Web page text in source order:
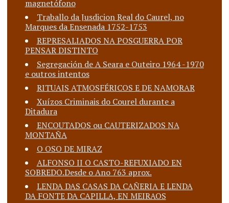
magnetófono
Traballo da Jusdicion Real do Caurel, no
Marques da Ensenada 1752-1753
REPRESALIADOS NA POSGUERRA POR
PENSAR DISTINTO
Segregación de A Seara e Outeiro 1964 -1970
e outros intentos
RITUAIS ATMOSFÉRICOS E DE NAMORAR
Xuízos Criminais do Courel durante a
Ditadura
ENCOUTADOS ou CAUTERIZADOS NA
MONTAÑA
O OSO DE MIRAZ
ALFONSO II O CASTO-REFUXIADO EN
SOBREDO.Desde o Ano 763 aprox.
LENDA DAS CASAS DA CAÑERIA E LENDA
DA FONTE DA CAPILLA, EN MEIRAOS